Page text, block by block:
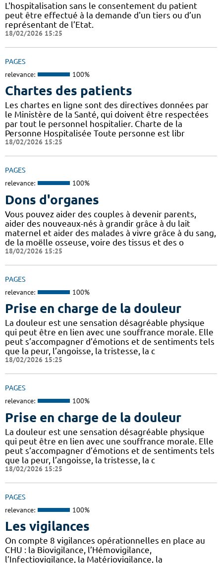
L'hospitalisation sans le consentement du patient
peut être effectué à la demande d'un tiers ou d’un
représentant de l’Etat.
18/02/2026 15:25
PAGES
relevance: 100%
Chartes des patients
Les chartes en ligne sont des directives données par
le Ministère de la Santé, qui doivent être respectées
par tout le personnel hospitalier. Charte de la
Personne Hospitalisée Toute personne est libr
18/02/2026 15:25
PAGES
relevance: 100%
Dons d'organes
Vous pouvez aider des couples à devenir parents,
aider des nouveaux-nés à grandir grâce à du lait
maternel et aider des malades à vivre grâce à du sang,
de la moëlle osseuse, voire des tissus et des o
18/02/2026 15:25
PAGES
relevance: 100%
Prise en charge de la douleur
La douleur est une sensation désagréable physique
qui peut être en lien avec une souffrance morale. Elle
peut s’accompagner d’émotions et de sentiments tels
que la peur, l’angoisse, la tristesse, la c
18/02/2026 15:25
PAGES
relevance: 100%
Prise en charge de la douleur
La douleur est une sensation désagréable physique
qui peut être en lien avec une souffrance morale. Elle
peut s’accompagner d’émotions et de sentiments tels
que la peur, l’angoisse, la tristesse, la c
18/02/2026 15:25
PAGES
relevance: 100%
Les vigilances
On compte 8 vigilances opérationnelles en place au
CHU : la Biovigilance, l’Hémovigilance,
l’Infectiovigilance, la Matériovigilance, la